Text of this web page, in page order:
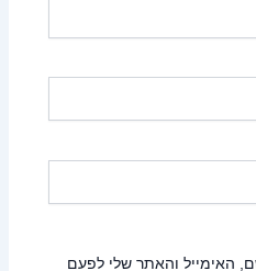
האימייל והאתר שלי לפעם